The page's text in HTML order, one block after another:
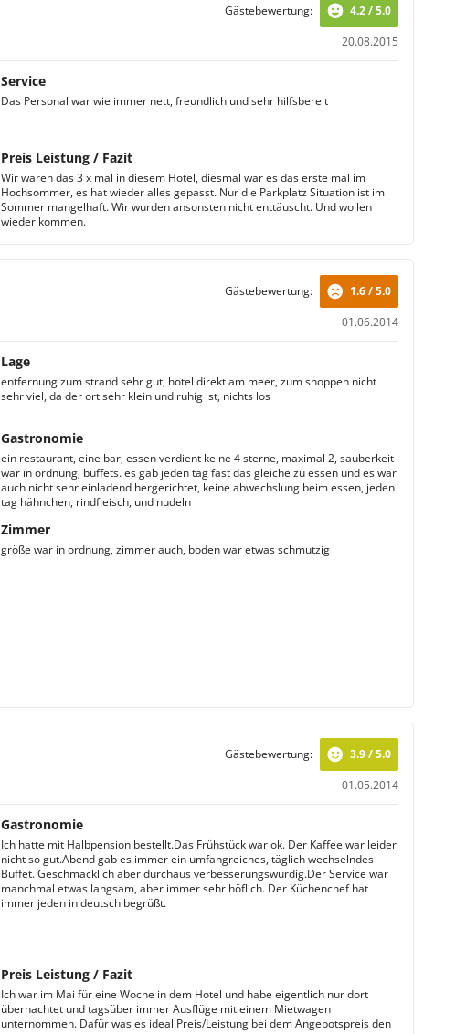
20.08.2015
Gästebewertung: 4.2 / 5.0
Service
Das Personal war wie immer nett, freundlich und sehr hilfsbereit
Preis Leistung / Fazit
Wir waren das 3 x mal in diesem Hotel, diesmal war es das erste mal im
Hochsommer, es hat wieder alles gepasst. Nur die Parkplatz Situation ist im
Sommer mangelhaft. Wir wurden ansonsten nicht enttäuscht. Und wollen
wieder kommen.
01.06.2014
Gästebewertung: 1.6 / 5.0
Lage
entfernung zum strand sehr gut, hotel direkt am meer, zum shoppen nicht
sehr viel, da der ort sehr klein und ruhig ist, nichts los
Gastronomie
ein restaurant, eine bar, essen verdient keine 4 sterne, maximal 2, sauberkeit
war in ordnung, buffets. es gab jeden tag fast das gleiche zu essen und es war
auch nicht sehr einladend hergerichtet, keine abwechslung beim essen, jeden
tag hähnchen, rindfleisch, und nudeln
Zimmer
größe war in ordnung, zimmer auch, boden war etwas schmutzig
01.05.2014
Gästebewertung: 3.9 / 5.0
Gastronomie
Ich hatte mit Halbpension bestellt.Das Frühstück war ok. Der Kaffee war leider
nicht so gut.Abend gab es immer ein umfangreiches, täglich wechselndes
Buffet. Geschmacklich aber durchaus verbesserungswürdig.Der Service war
manchmal etwas langsam, aber immer sehr höflich. Der Küchenchef hat
immer jeden in deutsch begrüßt.
Preis Leistung / Fazit
Ich war im Mai für eine Woche in dem Hotel und habe eigentlich nur dort
übernachtet und tagsüber immer Ausflüge mit einem Mietwagen
unternommen. Dafür was es ideal.Preis/Leistung bei dem Angebotspreis den